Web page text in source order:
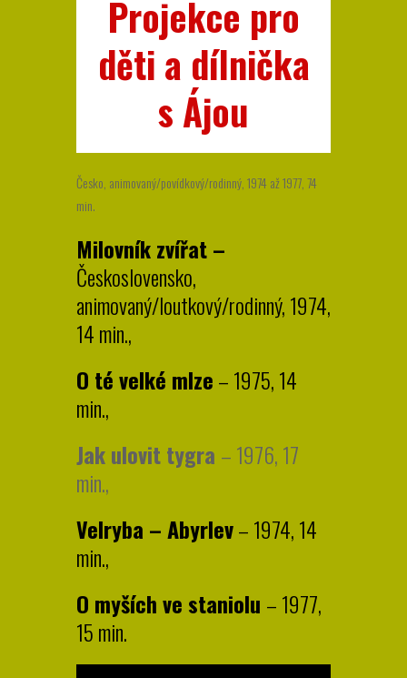
Projekce pro
děti a dílnička
s Ájou
Česko, animovaný/povídkový/rodinný, 1974 až 1977, 74
min.
Milovník zvířat –
Československo,
animovaný/loutkový/rodinný, 1974,
14 min.,
O té velké mlze– 1975, 14
min.,
Jak ulovit tygra – 1976, 17
min.,
Velryba – Abyrlev– 1974, 14
min.,
O myších ve staniolu – 1977,
15 min.